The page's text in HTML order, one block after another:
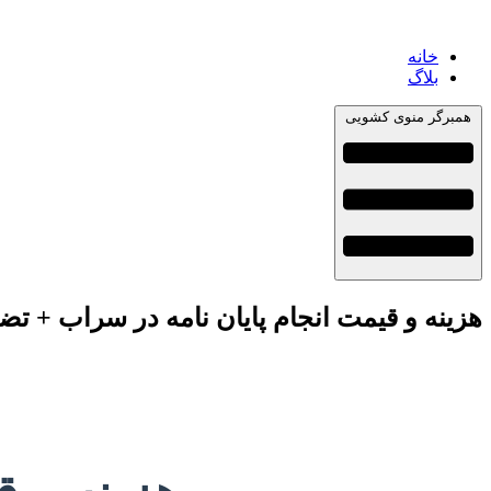
خانه
بلاگ
همبرگر منوی کشویی
هزینه و قیمت انجام پایان نامه در سراب +